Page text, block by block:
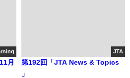
月
JTA
第192回「JTA News & Topics
」